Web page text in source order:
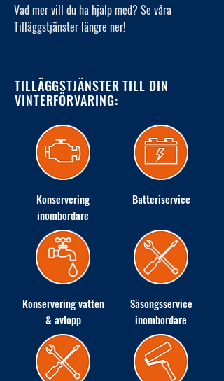
Vad mer vill du ha hjälp med? Se våra
Tilläggstjänster längre ner!
TILLÄGGSTJÄNSTER TILL DIN
VINTERFÖRVARING:
Konservering
inombordare
Batteriservice
Konservering vatten
& avlopp
Säsongsservice
inombordare